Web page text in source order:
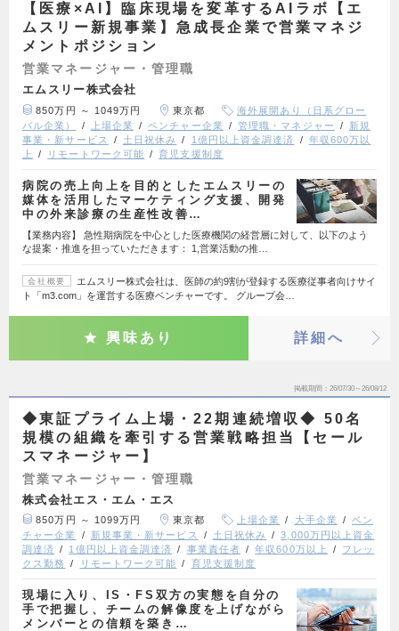
【医療×AI】臨床現場を変革するAIラボ【エ
ムスリー新規事業】急成長企業で営業マネジ
メントポジション
営業マネージャー・管理職
エムスリー株式会社
850万円 ～ 1049万円 東京都
海外展開あり（日系グロー
バル企業）
上場企業 ベンチャー企業 管理職・マネジャー
新規
事業・新サービス
土日祝休み 1億円以上資金調達済
年収600万以
上
リモートワーク可能 育児支援制度
病院の売上向上を目的としたエムスリーの
媒体を活用したマーケティング支援、開発
中の外来診療の生産性改善…
【業務内容】 急性期病院を中心とした医療機関の経営層に対して、以下のよう
な提案・推進を担っていただきます： 1,営業活動の推…
会社概要
エムスリー株式会社は、医師の約9割が登録する医療従事者向けサイ
ト「m3.com」を運営する医療ベンチャーです。 グループ会…
興味あり 詳細へ
掲載期間 26/07/30～26/08/12
◆東証プライム上場・22期連続増収◆ 50名
規模の組織を牽引する営業戦略担当【セール
スマネージャー】
営業マネージャー・管理職
株式会社エス・エム・エス
850万円 ～ 1099万円 東京都 上場企業 大手企業
ベン
チャー企業
新規事業・新サービス 土日祝休み
3,000万円以上資金
調達済
1億円以上資金調達済 事業責任者 年収600万以上
フレッ
クス勤務
リモートワーク可能 育児支援制度
現場に入り、IS・FS双方の実態を自分の
手で把握し、チームの解像度を上げながら
メンバーとの信頼を築き…